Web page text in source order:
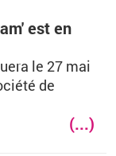
est en
le 27 mai
de
(...)